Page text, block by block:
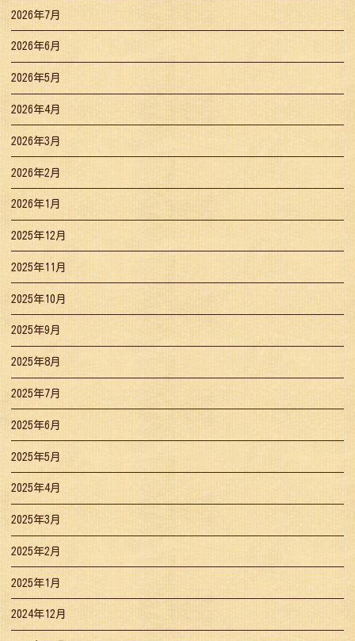
2026年7月
2026年6月
2026年5月
2026年4月
2026年3月
2026年2月
2026年1月
2025年12月
2025年11月
2025年10月
2025年9月
2025年8月
2025年7月
2025年6月
2025年5月
2025年4月
2025年3月
2025年2月
2025年1月
2024年12月